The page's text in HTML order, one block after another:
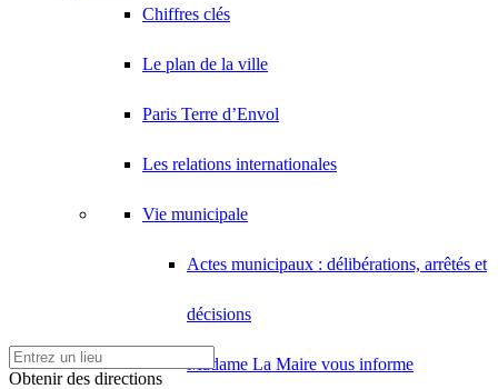
Chiffres clés
Le plan de la ville
Paris Terre d’Envol
Les relations internationales
Vie municipale
Actes municipaux : délibérations, arrêtés et
décisions
Madame La Maire vous informe
Obtenir des directions